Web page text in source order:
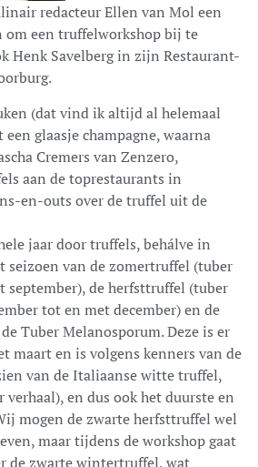
redacteur Ellen van Mol een
om een truffelworkshop bij te
Henk Savelberg in zijn Restaurant-
(dat vind ik altijd al helemaal
glaasje champagne, waarna
Cremers van Zenzero,
aan de toprestaurants in
en-outs over de truffel uit de
jaar door truffels, behálve in
seizoen van de zomertruffel (tuber
september), de herfsttruffel (tuber
tot en met december) en de
Tuber Melanosporum. Deze is er
maart en is volgens kenners van de
van de Italiaanse witte truffel,
verhaal), en dus ook het duurste en
mogen de zwarte herfsttruffel wel
maar tijdens de workshop gaat
de zwarte wintertruffel, wat